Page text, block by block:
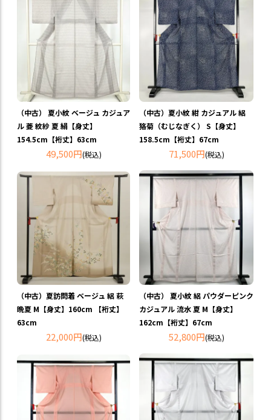
（中古） 夏小紋 ベージュ カジュア
ル 菱 紋紗 夏 絹【身丈】
154.5cm【裄丈】63cm
49,500円(税込)
（中古）夏小紋 紺 カジュアル 絽
狢菊（むじなぎく） S【身丈】
158.5cm【裄丈】67cm
71,500円(税込)
（中古）夏訪問着 ベージュ 絽 萩
晩夏 M【身丈】160cm 【裄丈】
63cm
22,000円(税込)
（中古） 夏小紋 絽 パウダーピンク
カジュアル 流水 夏 M【身丈】
162cm【裄丈】67cm
52,800円(税込)